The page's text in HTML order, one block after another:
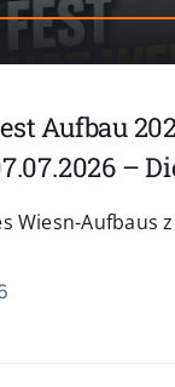
Aufbau
–
Wiesn-Aufbaus